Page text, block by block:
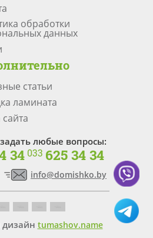
обработки
данных
статьи
ламината
любые вопросы:
34 033 625 34 34
info@domishko.by
дизайн tumashov.name